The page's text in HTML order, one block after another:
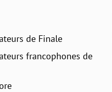
de Finale
francophones de